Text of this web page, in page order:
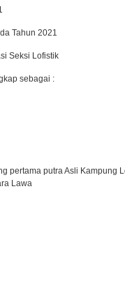
Tahun 2021
Seksi Lofistik
sebagai :
pertama putra Asli Kampung
Lawa